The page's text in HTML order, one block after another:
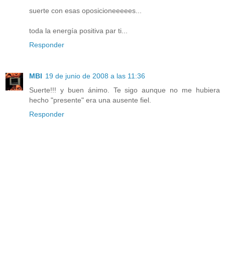
suerte con esas oposicioneeeees...
toda la energía positiva par ti...
Responder
MBI 19 de junio de 2008 a las 11:36
Suerte!!! y buen ánimo. Te sigo aunque no me hubiera
hecho "presente" era una ausente fiel.
Responder